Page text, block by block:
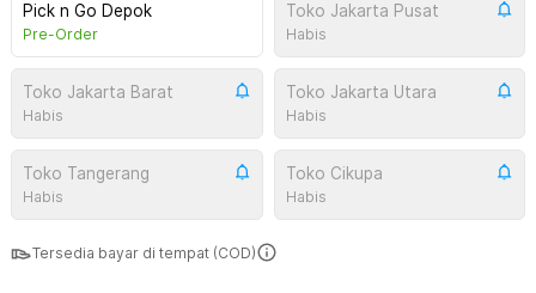
Pick n Go Depok
Pre-Order
Toko Jakarta Pusat
Habis
Toko Jakarta Barat
Habis
Toko Jakarta Utara
Habis
Toko Tangerang
Habis
Toko Cikupa
Habis
Tersedia bayar di tempat (COD)